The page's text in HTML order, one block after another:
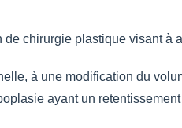
de chirurgie plastique visant
à une modification du
ayant un